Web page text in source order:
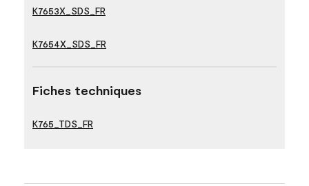
K7653X_SDS_FR
K7654X_SDS_FR
Fiches techniques
K765_TDS_FR